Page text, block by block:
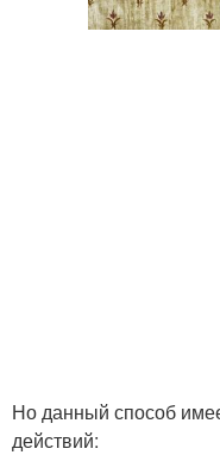
Но данный способ
действий: